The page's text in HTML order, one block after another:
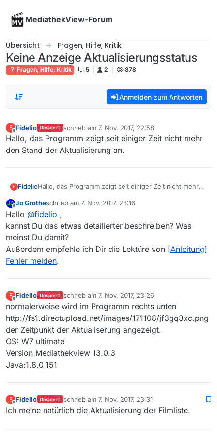
MediathekView-Forum
Übersicht Fragen, Hilfe, Kritik
Keine Anzeige Aktualisierungsstatus
Fragen, Hilfe, Kritik 5 2 878
Anmelden zum Antworten
F
Offline
Fidelio Gesperrt schrieb am 7. Nov. 2017, 22:58
zuletzt editiert von
Hallo, das Programm zeigt seit einiger Zeit nicht mehr
den Stand der Aktualisierung an.
F FidelioHallo, das Programm zeigt seit einiger Zeit nicht mehr
Offline
Jo Grotheschrieb am 7. Nov. 2017, 23:16
zuletzt editiert von
Hallo @fidelio ,
kannst Du das etwas detailierter beschreiben? Was
meinst Du damit?
Außerdem empfehle ich Dir die Lektüre von [Anleitung]
Fehler melden.
F
Offline
Fidelio Gesperrt schrieb am 7. Nov. 2017, 23:26
zuletzt editiert von
normalerweise wird im Programm rechts unten
http://fs1.directupload.net/images/171108/jf3gq3xc.png
der Zeitpunkt der Aktualiserung angezeigt.
OS: W7 ultimate
Version Mediathekview 13.0.3
Java:1.8.0_151
F
Offline
Fidelio Gesperrt schrieb am 7. Nov. 2017, 23:31
zuletzt editiert von
Ich meine natürlich die Aktualisierung der Filmliste.